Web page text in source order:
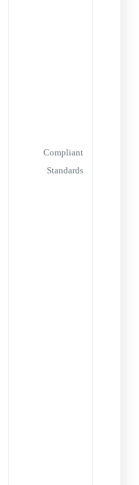
Compliant
Standards